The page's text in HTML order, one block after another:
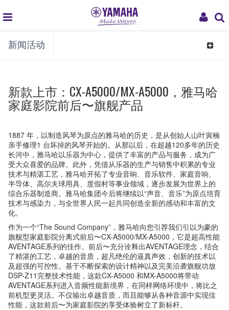
My
global
navigation
新闻活动
Toggle
新款上市：CX-A5000/MX-A5000，雅马哈
家庭影院前后〜旗舰产品
1887 年，以制造风琴为原点的雅马哈的历史，是从创始人山叶寅楠
亲手修理1 台坏掉的风琴开始的。从那以后，在超越120多年的历史
长河中，雅马哈以乐器为中心，提供了丰富的产品与服务，成为广
受大众喜爱的品牌。此外，凭借从乐器的生产与销售中积累的专业
技术与精湛工艺，雅马哈开拓了专业音响、音乐软件、家庭音响、
半导体、高尔夫球用具、度假村等事业领域，逐步发展为世界上的
综合乐器制造商。雅马哈集团今后将继续以“声音、音乐”为原点培育
技术与感染力，与全世界人民一起共同创造全新的感动和丰富的文
化。
作为一个“The Sound Company”，雅马哈向您引荐我们引以为豪的
旗舰型家庭影院分离式前后〜CX-A5000/MX-A5000，它是超高性能
AVENTAGE系列的佳作。前后〜充分诠释出AVENTAGE理念，结合
了精湛的工艺，卓越的音质，超凡绝伦的逼真声效，创新的技术以
及超强的可控性。基于不断探索的设计精神以及完美沿袭旗舰功放
DSP-Z11完整技术性能，这款CX-A5000 和MX-A5000将带动
AVENTAGE系列进入音频性能新境界，在同样网络环境中，将比之
前机型更灵活。不仅输出卓越音质，而且能够从各种音源中实现佳
性能，这款前后〜为家庭影院的享受体验树立了新标杆。